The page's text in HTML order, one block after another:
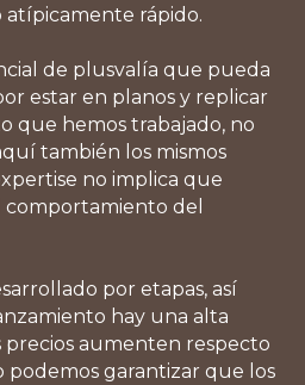
rápido.
de plusvalía que pueda
estar en planos y replicar
que hemos trabajado, no
también los mismos
no implica que
del
por etapas, así
hay una alta
precios aumenten respecto
podemos garantizar que los